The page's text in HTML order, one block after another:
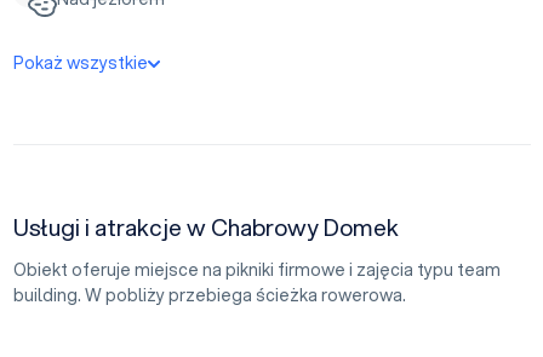
Pokaż wszystkie
Usługi i atrakcje w Chabrowy Domek
Obiekt oferuje miejsce na pikniki firmowe i zajęcia typu team
building. W pobliży przebiega ścieżka rowerowa.